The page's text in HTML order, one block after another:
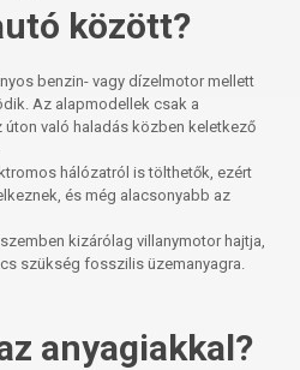
között?
benzin- vagy dízelmotor mellett
Az alapmodellek csak a
való haladás közben keletkező
hálózatról is tölthetők, ezért
és még alacsonyabb az
kizárólag villanymotor hajtja,
szükség fosszilis üzemanyagra.
anyagiakkal?